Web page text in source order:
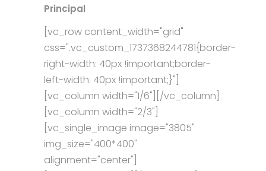
Principal
[vc_row content_width="grid"
css=".vc_custom_1737368244781{border-
right-width: 40px !important;border-
left-width: 40px !important;}"]
[vc_column width="1/6"][/vc_column]
[vc_column width="2/3"]
[vc_single_image image="3805"
img_size="400*400"
alignment="center"]